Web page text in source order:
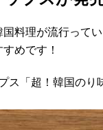
料理が流行って
めです！
ス「超！韓国の